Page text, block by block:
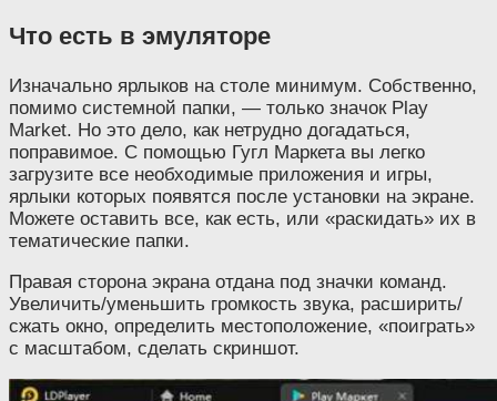
Что есть в эмуляторе
Изначально ярлыков на столе минимум. Собственно,
помимо системной папки, — только значок Play
Market. Но это дело, как нетрудно догадаться,
поправимое. С помощью Гугл Маркета вы легко
загрузите все необходимые приложения и игры,
ярлыки которых появятся после установки на экране.
Можете оставить все, как есть, или «раскидать» их в
тематические папки.
Правая сторона экрана отдана под значки команд.
Увеличить/уменьшить громкость звука, расширить/
сжать окно, определить местоположение, «поиграть»
с масштабом, сделать скриншот.